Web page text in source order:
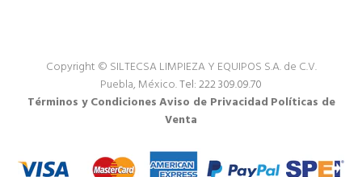
Copyright © SILTECSA LIMPIEZA Y EQUIPOS S.A. de C.V.
Puebla, México.Tel: 222 309.09.70
Términos y CondicionesAviso de Privacidad Políticas de
Venta